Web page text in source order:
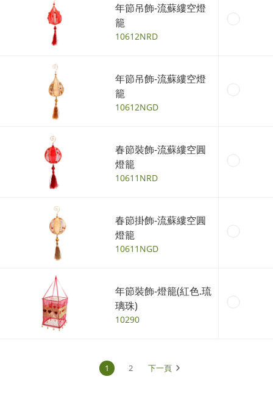
年節吊飾-流蘇縷空燈
籠
10612NRD
年節吊飾-流蘇縷空燈
籠
10612NGD
春節裝飾-流蘇縷空圓
燈籠
10611NRD
春節掛飾-流蘇縷空圓
燈籠
10611NGD
年節裝飾-燈籠(紅色.琉
璃珠)
10290
1 2 下一頁